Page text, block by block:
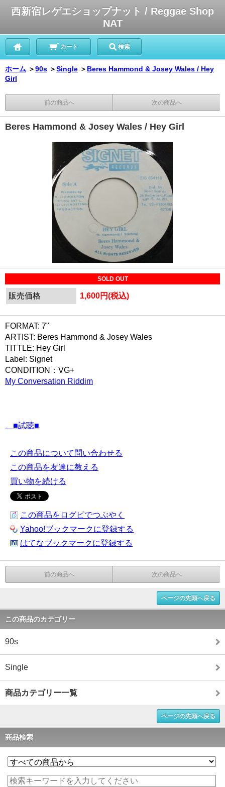
西新宿レゲエショップナット / Reggae Shop
NAT
カート 検索
ホーム ＞90s ＞Single ＞ Beres Hammond & Josey Wales / Hey
Girl
前の商品へ 次の商品へ
Beres Hammond & Josey Wales / Hey Girl
SOLD OUT
販売価格 1,600円(税込)
FORMAT: 7"
ARTIST: Beres Hammond & Josey Wales
TITTLE: Hey Girl
Label: Signet
CONDITION：VG+
My Conversation Riddim
■試聴■
この商品について問い合わせる
この商品を友達に教える
買い物を続ける
この商品をログピでつぶやく
Yahoo!ブックマークに登録する
はてなブックマークに登録する
前の商品へ 次の商品へ
ページの先頭へ戻る
この商品のカテゴリー
90s
Single
商品カテゴリー一覧
ページの先頭へ戻る
商品検索